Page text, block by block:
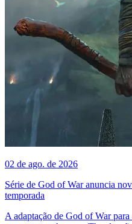
02 de ago. de 2026
Série de God of War anuncia
temporada
A adaptação de God of War